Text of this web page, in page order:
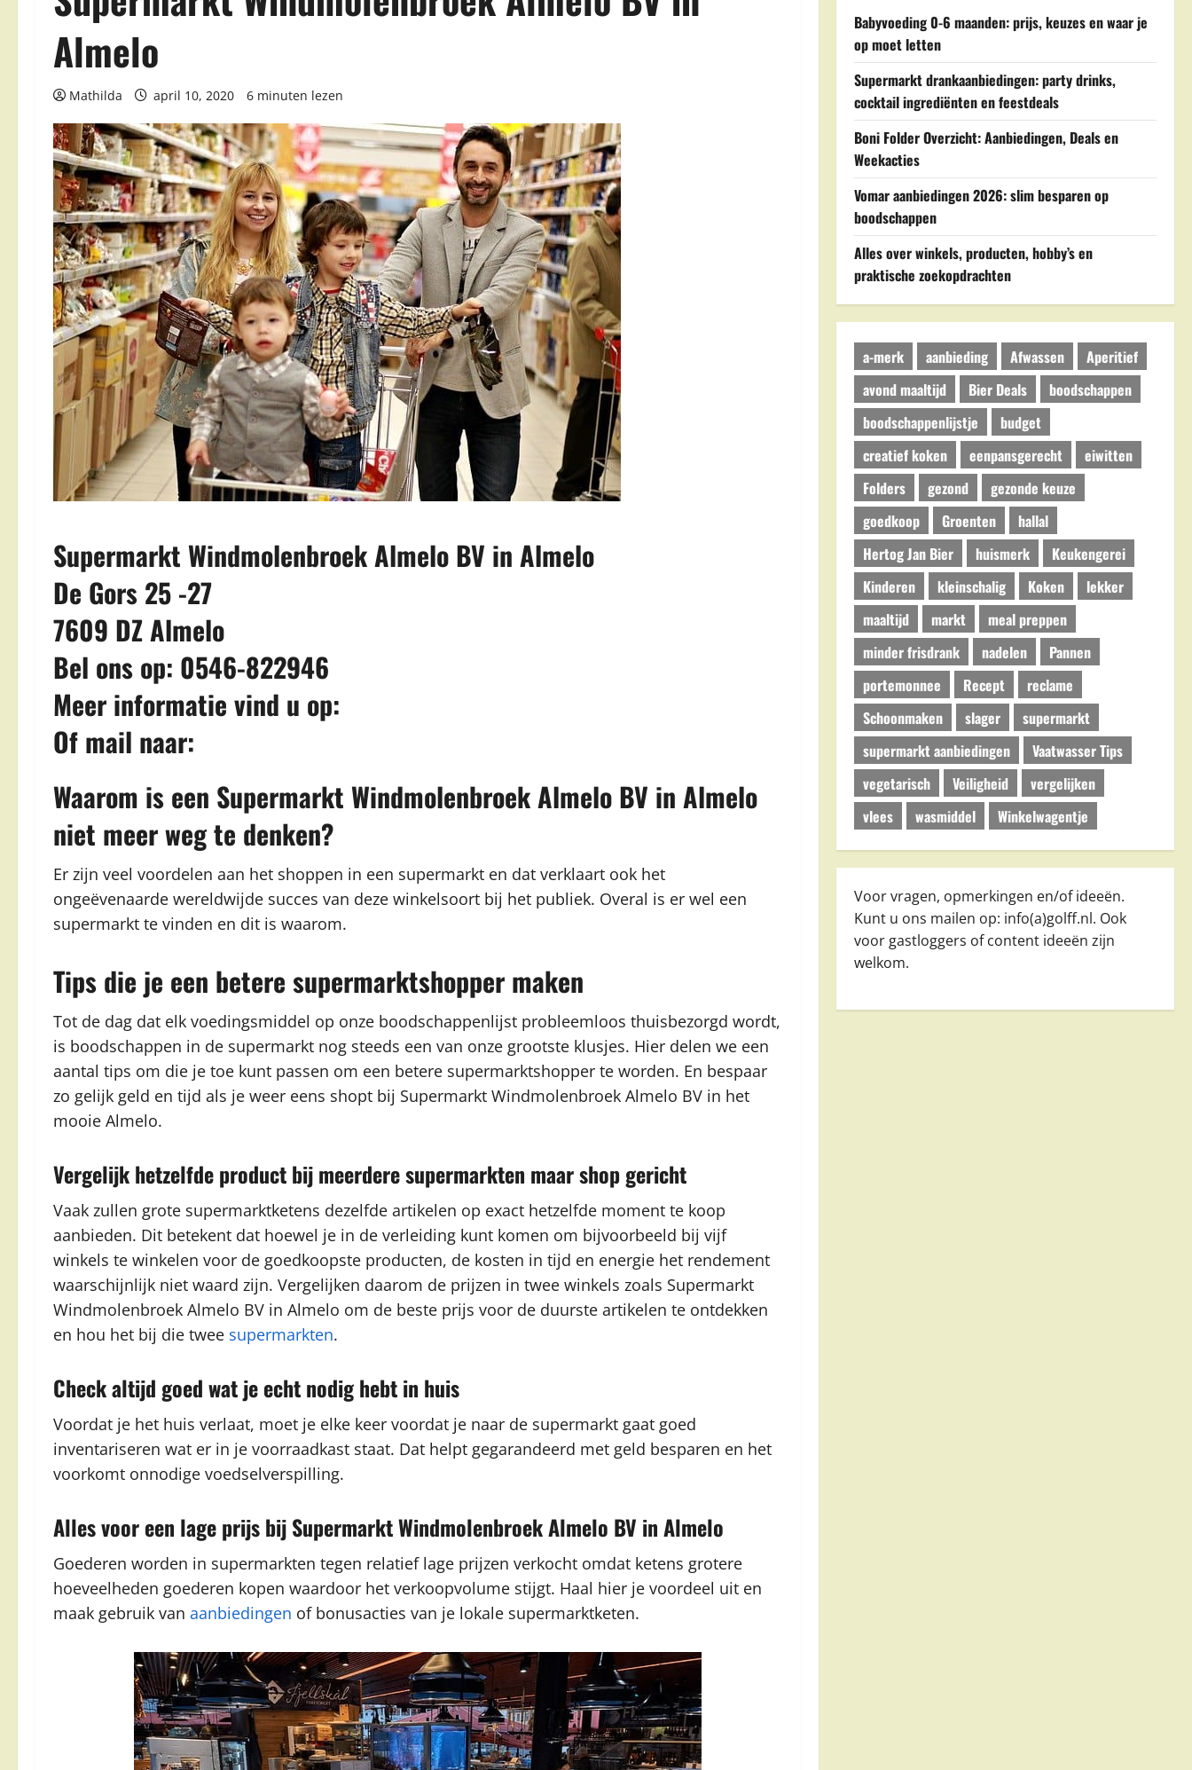
Almelo
Mathilda april 10, 2020 6 minuten lezen
Supermarkt Windmolenbroek Almelo BV in Almelo
De Gors 25 -27
7609 DZ Almelo
Bel ons op: 0546-822946
Meer informatie vind u op:
Of mail naar:
Waarom is een Supermarkt Windmolenbroek Almelo BV in Almelo
niet meer weg te denken?
Er zijn veel voordelen aan het shoppen in een supermarkt en dat verklaart ook het
ongeëvenaarde wereldwijde succes van deze winkelsoort bij het publiek. Overal is er wel een
supermarkt te vinden en dit is waarom.
Tips die je een betere supermarktshopper maken
Tot de dag dat elk voedingsmiddel op onze boodschappenlijst probleemloos thuisbezorgd wordt,
is boodschappen in de supermarkt nog steeds een van onze grootste klusjes. Hier delen we een
aantal tips om die je toe kunt passen om een betere supermarktshopper te worden. En bespaar
zo gelijk geld en tijd als je weer eens shopt bij Supermarkt Windmolenbroek Almelo BV in het
mooie Almelo.
Vergelijk hetzelfde product bij meerdere supermarkten maar shop gericht
Vaak zullen grote supermarktketens dezelfde artikelen op exact hetzelfde moment te koop
aanbieden. Dit betekent dat hoewel je in de verleiding kunt komen om bijvoorbeeld bij vijf
winkels te winkelen voor de goedkoopste producten, de kosten in tijd en energie het rendement
waarschijnlijk niet waard zijn. Vergelijken daarom de prijzen in twee winkels zoals Supermarkt
Windmolenbroek Almelo BV in Almelo om de beste prijs voor de duurste artikelen te ontdekken
en hou het bij die twee supermarkten.
Check altijd goed wat je echt nodig hebt in huis
Voordat je het huis verlaat, moet je elke keer voordat je naar de supermarkt gaat goed
inventariseren wat er in je voorraadkast staat. Dat helpt gegarandeerd met geld besparen en het
voorkomt onnodige voedselverspilling.
Alles voor een lage prijs bij Supermarkt Windmolenbroek Almelo BV in Almelo
Goederen worden in supermarkten tegen relatief lage prijzen verkocht omdat ketens grotere
hoeveelheden goederen kopen waardoor het verkoopvolume stijgt. Haal hier je voordeel uit en
maak gebruik van aanbiedingen of bonusacties van je lokale supermarktketen.
Babyvoeding 0-6 maanden: prijs, keuzes en waar je
op moet letten
Supermarkt drankaanbiedingen: party drinks,
cocktail ingrediënten en feestdeals
Boni Folder Overzicht: Aanbiedingen, Deals en
Weekacties
Vomar aanbiedingen 2026: slim besparen op
boodschappen
Alles over winkels, producten, hobby’s en
praktische zoekopdrachten
a-merk aanbieding Afwassen
Aperitief
avond maaltijd
Bier Deals
boodschappen
boodschappenlijstje
budget
creatief koken
eenpansgerecht
eiwitten
Folders
gezond
gezonde keuze
goedkoop
Groenten
hallal
Hertog Jan Bier
huismerk
Keukengerei
Kinderen
kleinschalig Koken
lekker
maaltijd
markt
meal preppen
minder frisdrank
nadelen
Pannen
portemonnee
Recept
reclame
Schoonmaken
slager
supermarkt
supermarkt aanbiedingen
Vaatwasser Tips
vegetarisch
Veiligheid
vergelijken
vlees
wasmiddel Winkelwagentje
Voor vragen, opmerkingen en/of ideeën.
Kunt u ons mailen op: info(a)golff.nl. Ook
voor gastloggers of content ideeën zijn
welkom.